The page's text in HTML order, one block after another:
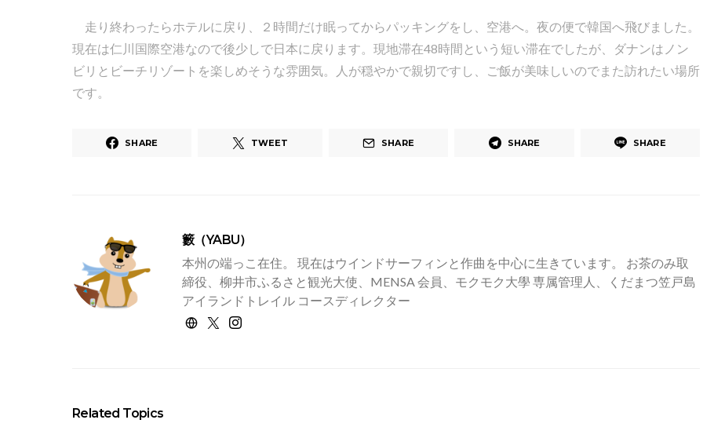
走り終わったらホテルに戻り、２時間だけ眠ってからパッキングをし、空港へ。夜の便で韓国へ飛びました。
現在は仁川国際空港なので後少しで日本に戻ります。現地滞在48時間という短い滞在でしたが、ダナンはノン
ビリとビーチリゾートを楽しめそうな雰囲気。人が穏やかで親切ですし、ご飯が美味しいのでまた訪れたい場所
です。
SHARE TWEET SHARE SHARE SHARE
籔（YABU）
本州の端っこ在住。 現在はウインドサーフィンと作曲を中心に生きています。 お茶のみ取
締役、柳井市ふるさと観光大使、MENSA 会員、モクモク大學 専属管理人、くだまつ笠戸島
アイランドトレイル コースディレクター
Related Topics